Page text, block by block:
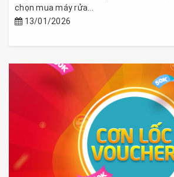
chọn mua máy rửa...
13/01/2026